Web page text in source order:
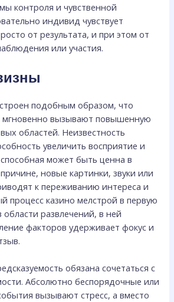
контроля и чувственной
индивид чувствует
от результата, и при этом от
или участия.
подобным образом, что
вызывают повышенную
областей. Неизвестность
увеличить восприятие и
может быть ценна в
новые картинки, звуки или
к переживанию интереса и
процесс казино мелстрой в первую
развлечений, в ней
факторов удерживает фокус и
обязана сочетаться с
Абсолютно беспорядочные или
вызывают стресс, а вместо